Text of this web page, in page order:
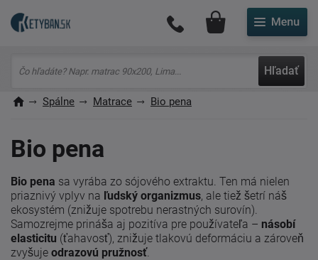
Hľadať
Môj účet
Spálne Matrace Bio pena
Bio pena
Bio pena sa vyrába zo sójového extraktu. Ten má nielen
priaznivý vplyv na ľudský organizmus, ale tiež šetrí náš
ekosystém (znižuje spotrebu nerastných surovín).
Samozrejme prináša aj pozitíva pre používateľa – násobí
elasticitu (ťahavosť), znižuje tlakovú deformáciu a zároveň
zvyšuje odrazovú pružnosť.